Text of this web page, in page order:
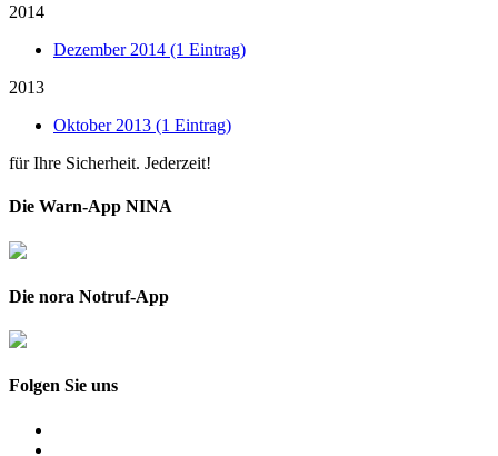
2014
Dezember 2014 (1 Eintrag)
2013
Oktober 2013 (1 Eintrag)
für Ihre Sicherheit. Jederzeit!
Die Warn-App NINA
Die nora Notruf-App
Folgen Sie uns